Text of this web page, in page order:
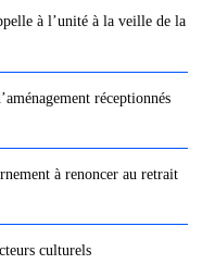
à l’unité à la veille de la
réceptionnés
à renoncer au retrait
culturels